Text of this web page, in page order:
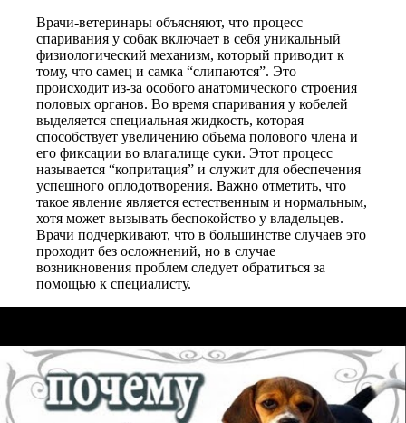
Врачи-ветеринары объясняют, что процесс
спаривания у собак включает в себя уникальный
физиологический механизм, который приводит к
тому, что самец и самка “слипаются”. Это
происходит из-за особого анатомического строения
половых органов. Во время спаривания у кобелей
выделяется специальная жидкость, которая
способствует увеличению объема полового члена и
его фиксации во влагалище суки. Этот процесс
называется “копритация” и служит для обеспечения
успешного оплодотворения. Важно отметить, что
такое явление является естественным и нормальным,
хотя может вызывать беспокойство у владельцев.
Врачи подчеркивают, что в большинстве случаев это
проходит без осложнений, но в случае
возникновения проблем следует обратиться за
помощью к специалисту.